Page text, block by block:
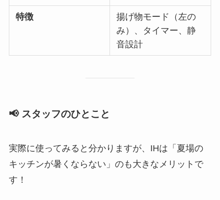
特徴
揚げ物モード（左の
み）、タイマー、静
音設計
📢 スタッフのひとこと
実際に使ってみると分かりますが、IHは「夏場の
キッチンが暑くならない」のも大きなメリットで
す！